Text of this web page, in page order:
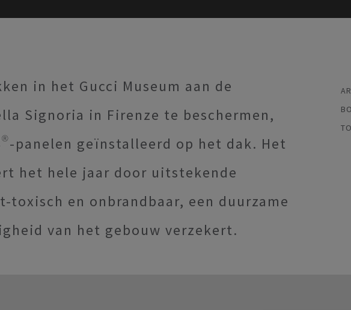
in het Gucci Museum aan de
Signoria in Firenze te beschermen,
panelen geïnstalleerd op het dak. Het
het hele jaar door uitstekende
toxisch en onbrandbaar, een duurzame
van het gebouw verzekert.